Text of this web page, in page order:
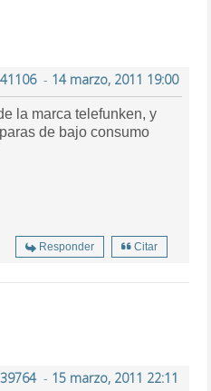
- 14 marzo, 2011 19:00
la marca telefunken, y
de bajo consumo
Responder Citar
- 15 marzo, 2011 22:11